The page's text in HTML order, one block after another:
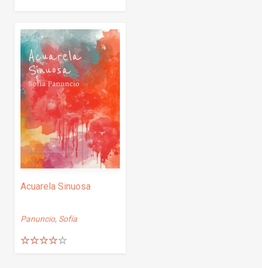
Acuarela Sinuosa
Panuncio, Sofía